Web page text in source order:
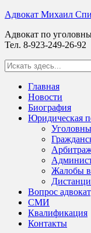
Адвокат Михаил
Адвокат по
Тел. 8-923-249-26-92
Главная
Новости
Биография
Юридическая
Жалобы
Вопрос
СМИ
Квалификация
Контакты